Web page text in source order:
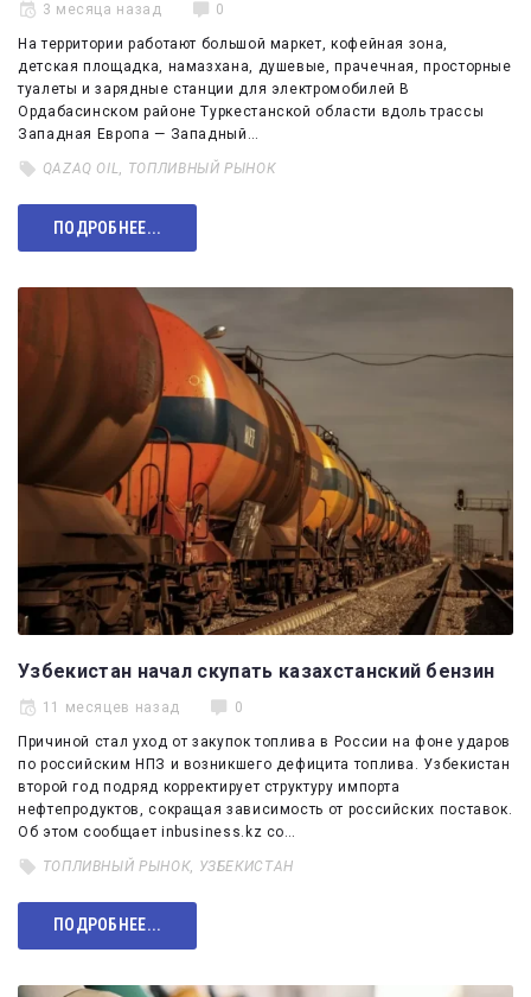
3 месяца назад 0
На территории работают большой маркет, кофейная зона,
детская площадка, намазхана, душевые, прачечная, просторные
туалеты и зарядные станции для электромобилей В
Ордабасинском районе Туркестанской области вдоль трассы
Западная Европа — Западный…
QAZAQ OIL, ТОПЛИВНЫЙ РЫНОК
ПОДРОБНЕЕ...
Узбекистан начал скупать казахстанский бензин
11 месяцев назад 0
Причиной стал уход от закупок топлива в России на фоне ударов
по российским НПЗ и возникшего дефицита топлива. Узбекистан
второй год подряд корректирует структуру импорта
нефтепродуктов, сокращая зависимость от российских поставок.
Об этом сообщает inbusiness.kz со…
ТОПЛИВНЫЙ РЫНОК, УЗБЕКИСТАН
ПОДРОБНЕЕ...